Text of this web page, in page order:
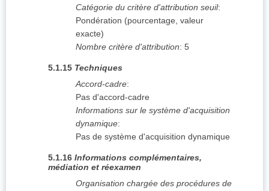
Catégorie du critère d'attribution seuil:
Pondération (pourcentage, valeur
exacte)
Nombre critère d'attribution: 5
5.1.15 Techniques
Accord-cadre:
Pas d'accord-cadre
Informations sur le système d'acquisition
dynamique:
Pas de système d'acquisition dynamique
5.1.16 Informations complémentaires,
médiation et réexamen
Organisation chargée des procédures de